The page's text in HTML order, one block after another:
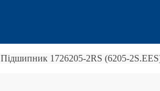
Підшипник 1726205-2RS (6205-